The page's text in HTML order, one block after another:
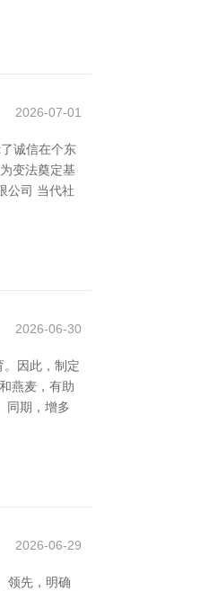
2026-07-01
诚信在个东
变法奠定基
公司 当代社
2026-06-30
因此，制定
燕麦，有助
同期，增多
2026-06-29
领先，明确